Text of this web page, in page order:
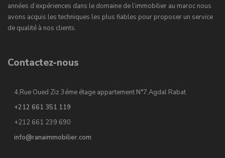
années d’expériences dans le domaine de l’immobilier au maroc nous
avons acquis les techniques les plus fiables pour proposer un service
de qualité à nos clients.
Contactez-nous
4,Rue Oued Ziz 3éme étage appartement N°7,Agdal Rabat
+212 661 351 119
+212 661 239 690
info@ranaimmobilier.com